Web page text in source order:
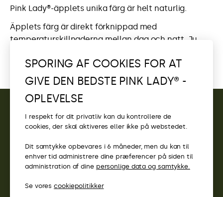
Pink Lady®-äpplets unika färg är helt naturlig.
Äpplets färg är direkt förknippad med
temperaturskillnaderna mellan dag och natt. Ju
september, dvs. när skörden börjar närma sig, desto
mer får äpplet av sin unika färg.
KONTAKT
PINK LADY®-WEBSTEDER
SPORING AF COOKIES FOR AT
GIVE DEN BEDSTE PINK LADY® -
OPLEVELSE
I respekt for dit privatliv kan du kontrollere de
cookies, der skal aktiveres eller ikke på webstedet.
Dit samtykke opbevares i 6 måneder, men du kan til
enhver tid administrere dine præferencer på siden til
administration af dine personlige data og samtykke.
Se vorescookiepolitikker